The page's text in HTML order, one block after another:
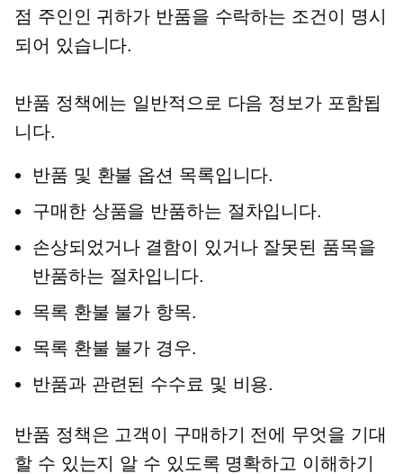
점 주인인 귀하가 반품을 수락하는 조건이 명시
되어 있습니다.
반품 정책에는 일반적으로 다음 정보가 포함됩
니다.
반품 및 환불 옵션 목록입니다.
구매한 상품을 반품하는 절차입니다.
손상되었거나 결함이 있거나 잘못된 품목을
반품하는 절차입니다.
목록 환불 불가 항목.
목록 환불 불가 경우.
반품과 관련된 수수료 및 비용.
반품 정책은 고객이 구매하기 전에 무엇을 기대
할 수 있는지 알 수 있도록 명확하고 이해하기